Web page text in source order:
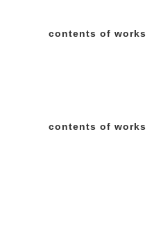
contents of works
contents of works